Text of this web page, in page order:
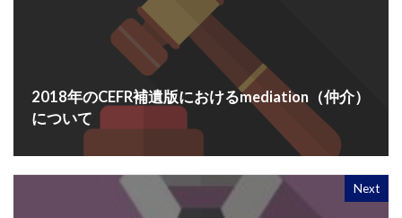
2018年のCEFR補遺版におけるmediation（仲介）
について
Next